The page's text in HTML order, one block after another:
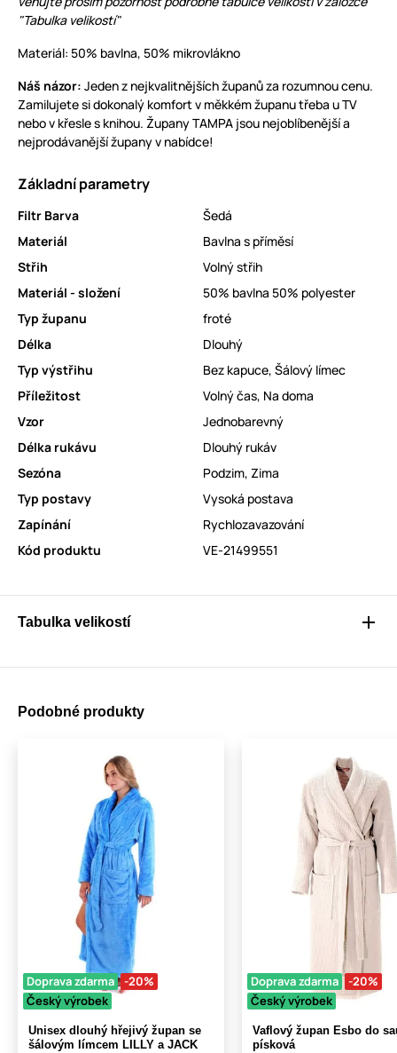
"Tabulka velikostí"
Materiál: 50% bavlna, 50% mikrovlákno
Náš názor: Jeden z nejkvalitnějších županů za rozumnou cenu.
Zamilujete si dokonalý komfort v měkkém županu třeba u TV
nebo v křesle s knihou. Župany TAMPA jsou nejoblíbenější a
nejprodávanější župany v nabídce!
Základní parametry
Filtr Barva
Šedá
Materiál
Bavlna s příměsí
Střih
Volný střih
Materiál - složení
50% bavlna 50% polyester
Typ županu
froté
Délka
Dlouhý
Typ výstřihu
Bez kapuce, Šálový límec
Příležitost
Volný čas, Na doma
Vzor
Jednobarevný
Délka rukávu
Dlouhý rukáv
Sezóna
Podzim, Zima
Typ postavy
Vysoká postava
Zapínání
Rychlozavazování
Kód produktu
VE-21499551
Tabulka velikostí
Podobné produkty
Doprava zdarma
-20%
Český výrobek
Unisex dlouhý hřejivý župan se
šálovým límcem LILLY a JACK
Doprava zdarma
-20%
Český výrobek
Vaflový župan Esbo do
písková